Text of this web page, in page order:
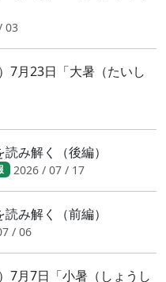
03
月23日「大暑（たいし
み解く（後編）
2026 / 07 / 17
み解く（前編）
/ 06
月7日「小暑（しょうし